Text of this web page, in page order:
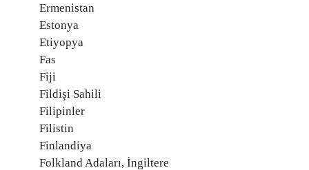
Ermenistan
Estonya
Etiyopya
Fas
Fiji
Fildişi Sahili
Filipinler
Filistin
Finlandiya
Folkland Adaları, İngiltere